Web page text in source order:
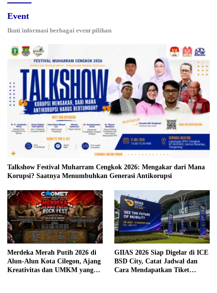
Event
Ikuti informasi berbagai event pilihan
Talkshow Festival Muharram Cengkok 2026: Mengakar dari Mana
Korupsi? Saatnya Menumbuhkan Generasi Antikorupsi
Merdeka Merah Putih 2026 di
Alun-Alun Kota Cilegon, Ajang
Kreativitas dan UMKM yang
GIIAS 2026 Siap Digelar di ICE
BSD City, Catat Jadwal dan
Cara Mendapatkan Tiket